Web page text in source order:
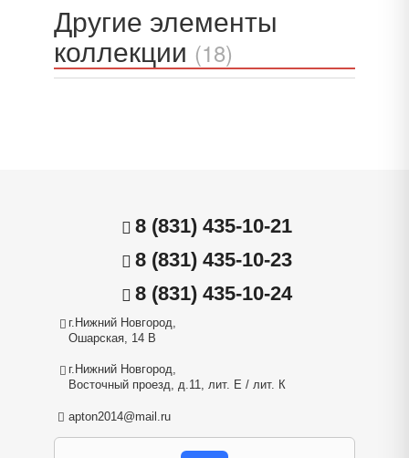
Другие элементы
коллекции (18)
8 (831) 435-10-21
8 (831) 435-10-23
8 (831) 435-10-24
г.Нижний Новгород,
Ошарская, 14 В
г.Нижний Новгород,
Восточный проезд, д.11, лит. Е / лит. К
apton2014@mail.ru